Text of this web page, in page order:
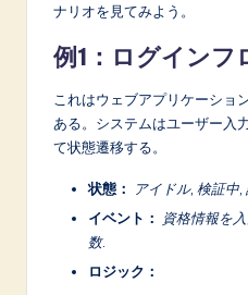
ナリオを見てみよう。
例1：ログインフ
これはウェブアプリケーショ
ある。システムはユーザー入
て状態遷移する。
状態： アイドル, 検証中
イベント：
資格情報を
数.
ロジック：